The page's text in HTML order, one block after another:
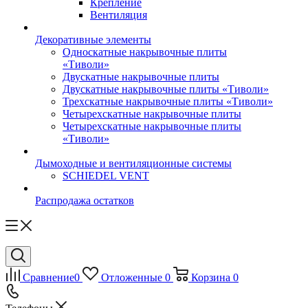
Крепление
Вентиляция
Декоративные элементы
Односкатные накрывочные плиты
«Тиволи»
Двускатные накрывочные плиты
Двускатные накрывочные плиты «Тиволи»
Трехскатные накрывочные плиты «Тиволи»
Четырехскатные накрывочные плиты
Четырехскатные накрывочные плиты
«Тиволи»
Дымоходные и вентиляционные системы
SCHIEDEL VENT
Распродажа остатков
Сравнение0 Отложенные 0 Корзина 0